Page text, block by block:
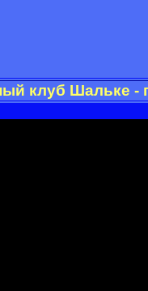
клуб Шальке -